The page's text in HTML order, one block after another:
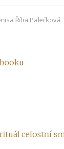
Říha Palečková
celostní